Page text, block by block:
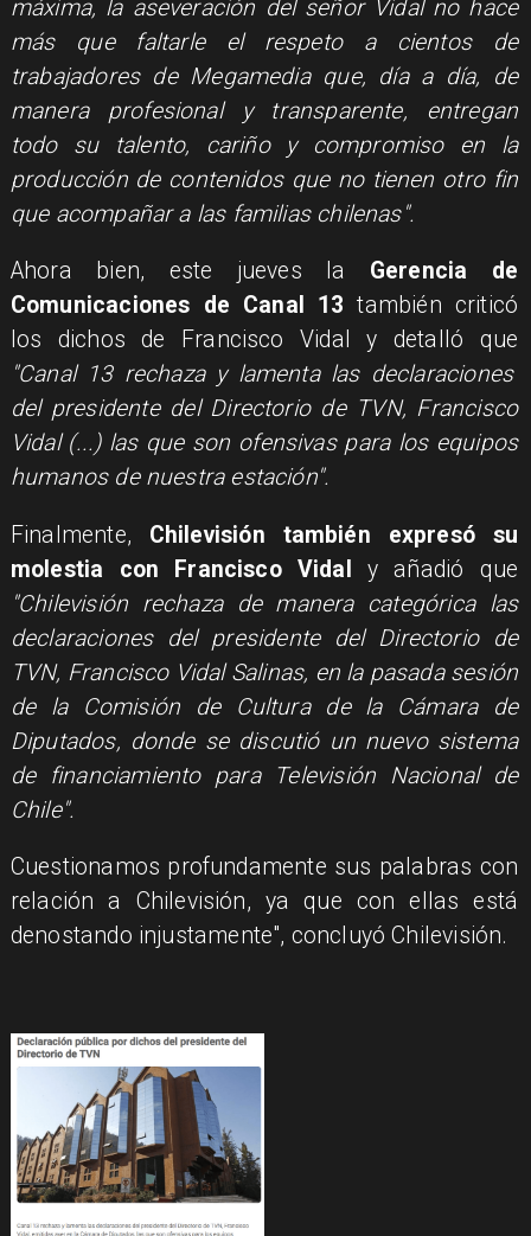
máxima, la aseveración del señor Vidal no hace
más que faltarle el respeto a cientos de
trabajadores de Megamedia que, día a día, de
manera profesional y transparente, entregan
todo su talento, cariño y compromiso en la
producción de contenidos que no tienen otro fin
que acompañar a las familias chilenas".
Ahora bien, este jueves la Gerencia de
Comunicaciones de Canal 13 también criticó
los dichos de Francisco Vidal y detalló que
"Canal 13 rechaza y lamenta las declaraciones
del presidente del Directorio de TVN, Francisco
Vidal (...) las que son ofensivas para los equipos
humanos de nuestra estación".
Finalmente, Chilevisión también expresó su
molestia con Francisco Vidal
y añadió que
"Chilevisión rechaza de manera categórica las
declaraciones del presidente del Directorio de
TVN, Francisco Vidal Salinas, en la pasada sesión
de la Comisión de Cultura de la Cámara de
Diputados, donde se discutió un nuevo sistema
de financiamiento para Televisión Nacional de
Chile".
Cuestionamos profundamente sus palabras con
relación a Chilevisión, ya que con ellas está
denostando injustamente", concluyó Chilevisión.